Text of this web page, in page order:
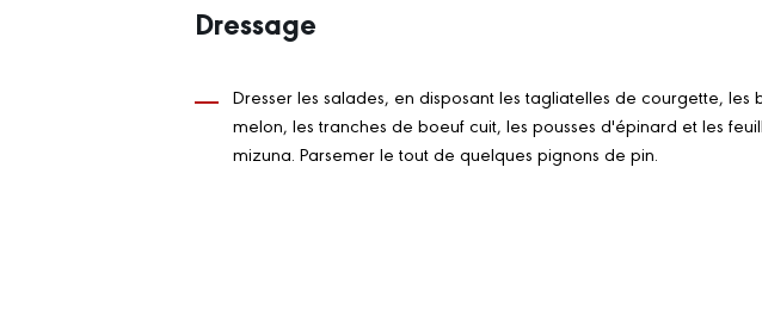
Dressage
Dresser les salades, en disposant les tagliatelles de courgette, les
melon, les tranches de boeuf cuit, les pousses d'épinard et les
mizuna. Parsemer le tout de quelques pignons de pin.